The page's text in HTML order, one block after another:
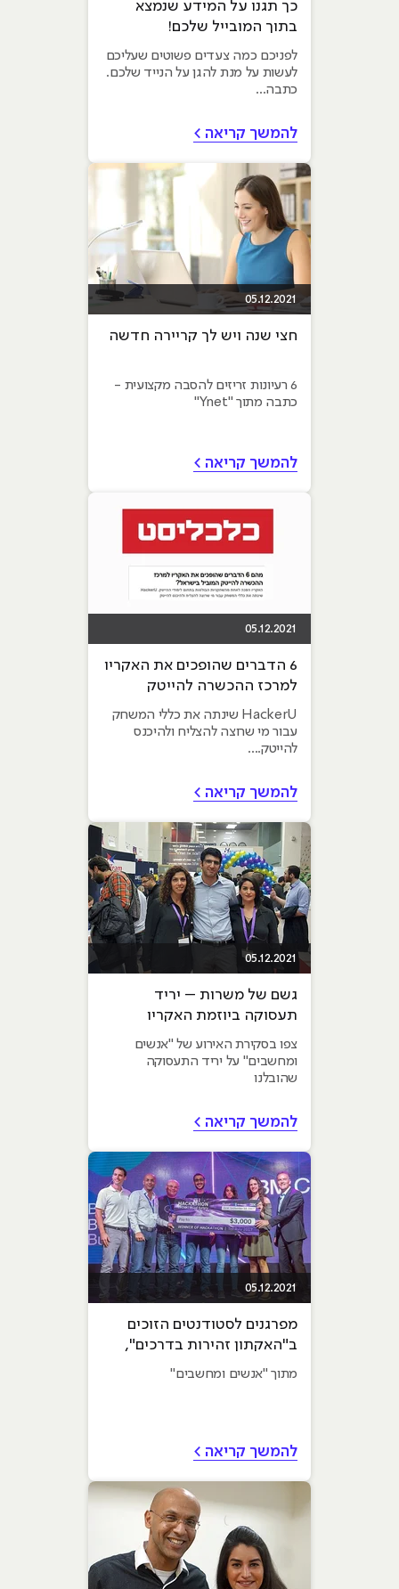
כך תגנו על המידע שנמצא
בתוך המובייל שלכם!
לפניכם כמה צעדים פשוטים שעליכם
לעשות על מנת להגן על הנייד שלכם.
כתבה...
להמשך קריאה >
05.12.2021
חצי שנה ויש לך קריירה חדשה
6 רעיונות זריזים להסבה מקצועית -
כתבה מתוך "Ynet"
להמשך קריאה >
05.12.2021
6 הדברים שהופכים את האקריו
למרכז ההכשרה להייטק
המוביל בישראל
HackerU שינתה את כללי המשחק
עבור מי שרוצה להצליח ולהיכנס
להייטק....
להמשך קריאה >
05.12.2021
גשם של משרות – יריד
תעסוקה ביוזמת האקריו
ובשיתוף החברות הגדולות
במשק
צפו בסקירת האירוע של "אנשים
ומחשבים" על יריד התעסוקה
שהובלנו
להמשך קריאה >
05.12.2021
מפרגנים לסטודנטים הזוכים
ב"האקתון זהירות בדרכים",
בשיתוף חברת IBM ישראל
מתוך "אנשים ומחשבים"
להמשך קריאה >